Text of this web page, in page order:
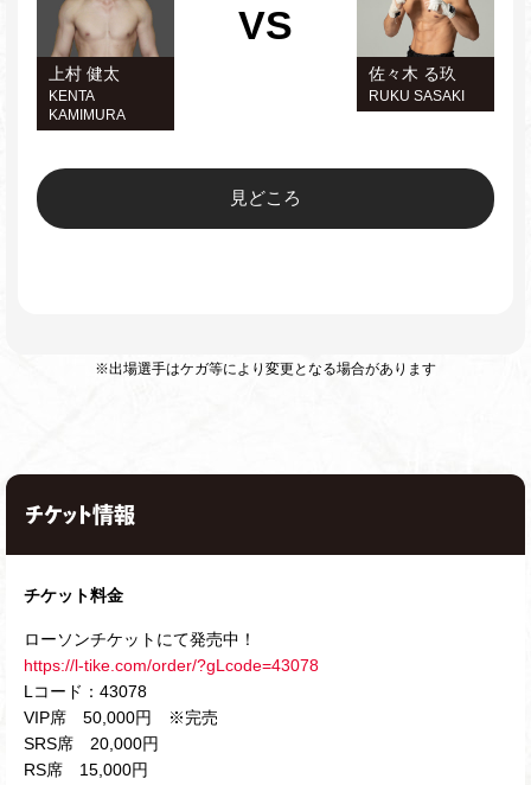
上村 健太
KENTA
KAMIMURA
VS
佐々木 る玖
RUKU SASAKI
見どころ
※出場選手はケガ等により変更となる場合があります
チケット情報
チケット料金
ローソンチケットにて発売中！
https://l-tike.com/order/?gLcode=43078
Lコード：43078
VIP席 50,000円 ※完売
SRS席 20,000円
RS席 15,000円